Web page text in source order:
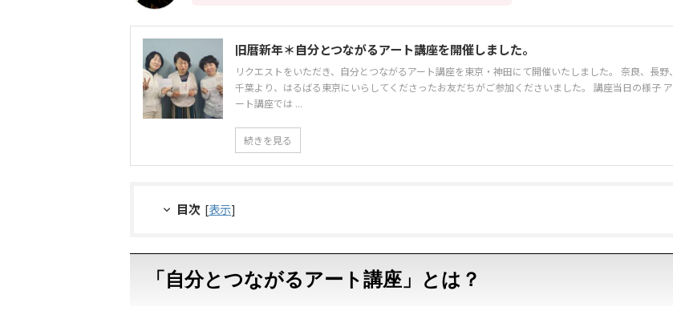
旧暦新年＊自分とつながるアート講座を開催しました。
リクエストをいただき、自分とつながるアート講座を東京・神田にて開催いたしました。 奈良、長野、
千葉より、はるばる東京にいらしてくださったお友だちがご参加くださいました。 講座当日の様子 ア
ート講座では ...
続きを見る
目次 [表示]
「自分とつながるアート講座」とは？